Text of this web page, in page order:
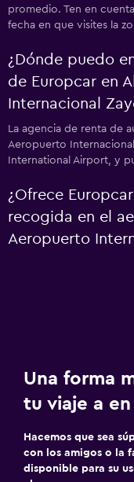
promedio. Ten en
fecha en que visites la
¿Dónde puedo
de Europcar en
Internacional
La agencia de renta de
Aeropuerto
International Airport, y
¿Ofrece
recogida en el
Aeropuerto
Una forma
tu viaje a
Hacemos que sea
con los amigos o la
disponible para su